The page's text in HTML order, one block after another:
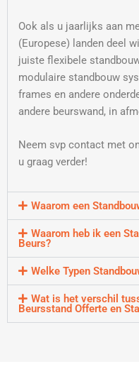
Ook als u jaarlijks aan
(Europese) landen deel
juiste flexibele
modulaire standbouw
frames en andere
andere beurswand, in
Neem svp contact met
u graag verder!
Waarom een
Waarom heb ik een
Beurs?
Welke Typen
Wat is het verschil
Beursstand Offerte en